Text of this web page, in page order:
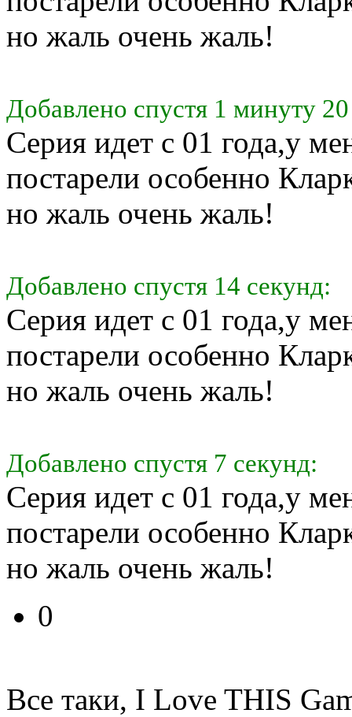
но жаль очень жаль!
Добавлено спустя 1 минуту
Серия идет с 01 года,у
постарели особенно
но жаль очень жаль!
Добавлено спустя 14 секунд:
Серия идет с 01 года,у
постарели особенно
но жаль очень жаль!
Добавлено спустя 7 секунд:
Серия идет с 01 года,у
постарели особенно
но жаль очень жаль!
0
Все таки, I Love THIS